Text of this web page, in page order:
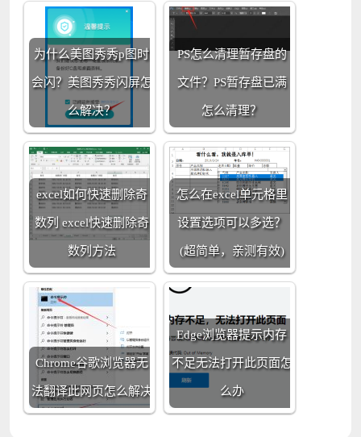
为什么美图秀秀p图时
会闪？美图秀秀闪屏怎
么解决？
PS怎么清理暂存盘的
文件？PS暂存盘已满
怎么清理？
excel如何快速删除奇
数列 excel快速删除奇
数列方法
怎么在excel单元格里
设置选项可以多选？
(超简单，亲测有效)
Chrome谷歌浏览器无
法翻译此网页怎么解决
Edge浏览器提示内存
不足无法打开此页面怎
么办